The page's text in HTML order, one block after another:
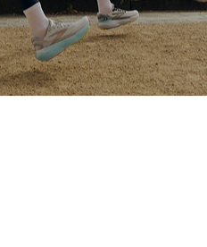
- 35 %